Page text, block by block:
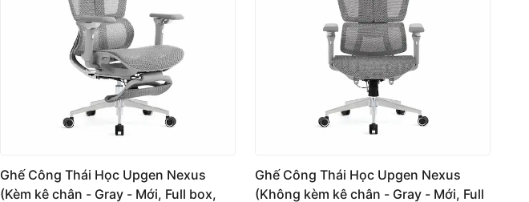
Ghế Công Thái Học Upgen Nexus
(Kèm kê chân - Gray - Mới, Full box,
Ghế Công Thái Học Upgen Nexus
(Không kèm kê chân - Gray - Mới, Full